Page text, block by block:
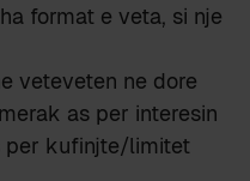
format e veta, si nje
veteveten ne dore
as per interesin
per kufinjte/limitet